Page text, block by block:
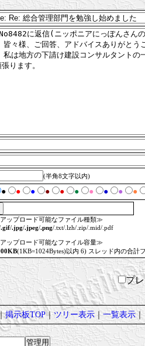
(半角8文字以内)
● ● ● ● ● ● ● ● ● ●
ップロード可能なファイル種類≫
.gif/.jpg/.jpeg/.png/.txt/.lzh/.zip/.mid/.pdf
ップロード可能なファイル容量≫
(1KB=1024Bytes)以内 6) スレッド内の合計
プ
掲示板TOP｜ツリー表示｜一覧表示｜